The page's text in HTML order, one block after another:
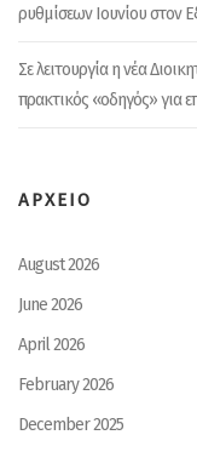
ρυθμίσεων Ιουνίου στον
Σε λειτουργία η νέα
πρακτικός «οδηγός» για
ΑΡΧΕΙΟ
August 2026
June 2026
April 2026
February 2026
December 2025